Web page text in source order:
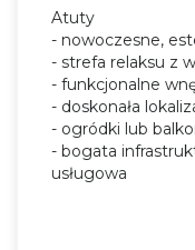
Atuty
- nowoczesne,
- strefa relaksu z
- funkcjonalne
- doskonała
- ogródki lub
- bogata
usługowa